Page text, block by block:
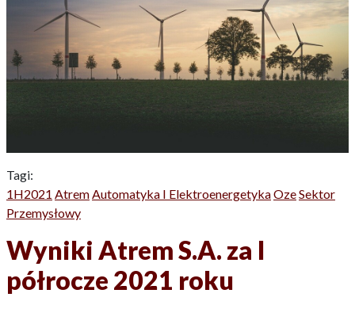
Tagi:
1H2021 AtremAutomatyka I ElektroenergetykaOzeSektor
Przemysłowy
Wyniki Atrem S.A. za I
półrocze 2021 roku